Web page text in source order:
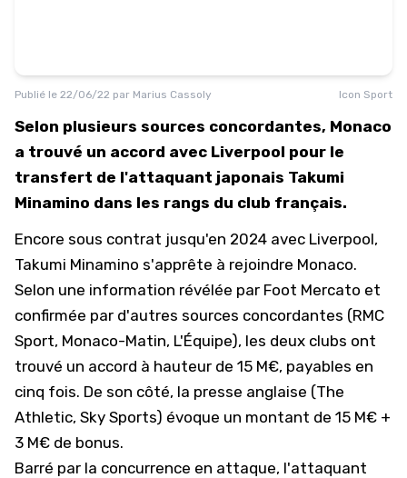
Publié le 22/06/22 par Marius Cassoly Icon Sport
Selon plusieurs sources concordantes, Monaco
a trouvé un accord avec Liverpool pour le
transfert de l'attaquant japonais Takumi
Minamino dans les rangs du club français.
Encore sous contrat jusqu'en 2024 avec Liverpool,
Takumi Minamino s'apprête à rejoindre Monaco.
Selon une information révélée par Foot Mercato et
confirmée par d'autres sources concordantes (RMC
Sport, Monaco-Matin, L'Équipe), les deux clubs ont
trouvé un accord à hauteur de 15 M€, payables en
cinq fois. De son côté, la presse anglaise (The
Athletic, Sky Sports) évoque un montant de 15 M€ +
3 M€ de bonus.
Barré par la concurrence en attaque, l'attaquant